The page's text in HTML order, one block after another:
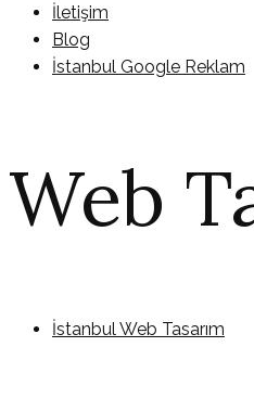
İletişim
Blog
İstanbul Google Reklam
Web
İstanbul Web Tasarım